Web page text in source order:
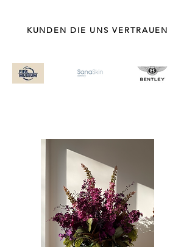
KUNDEN DIE UNS VERTRAUEN